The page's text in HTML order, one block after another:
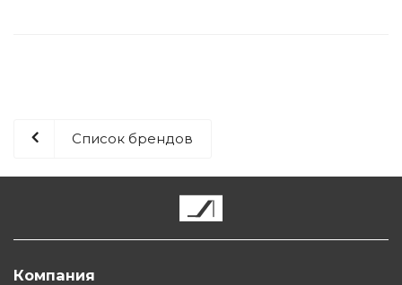
Список брендов
Компания